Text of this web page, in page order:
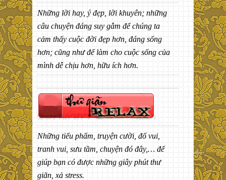
Những lời hay, ý đẹp, lời khuyên; những
câu chuyện đáng suy gẫm để chúng ta
cảm thấy cuộc đời đẹp hơn, đáng sống
hơn; cũng như để làm cho cuộc sống của
mình dễ chịu hơn, hữu ích hơn.
Những tiểu phẩm, truyện cười, đố vui,
tranh vui, sưu tầm, chuyện đó đây,… để
giúp bạn có được những giây phút thư
giãn, xả stress.